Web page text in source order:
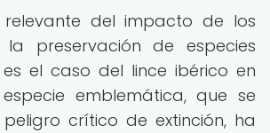
del impacto de los
la preservación de especies
el caso del lince ibérico en
especie emblemática, que se
crítico de extinción, ha